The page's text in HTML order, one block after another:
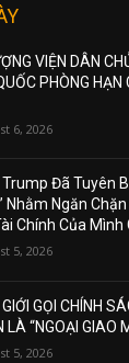
VIỆN DÂN
PHÒNG
6, 2026
Đã Tuyên
Nhằm Ngăn
Chính Của Mình
5, 2026
GỌI CHÍNH
LÀ “NGOẠI GIAO
5, 2026